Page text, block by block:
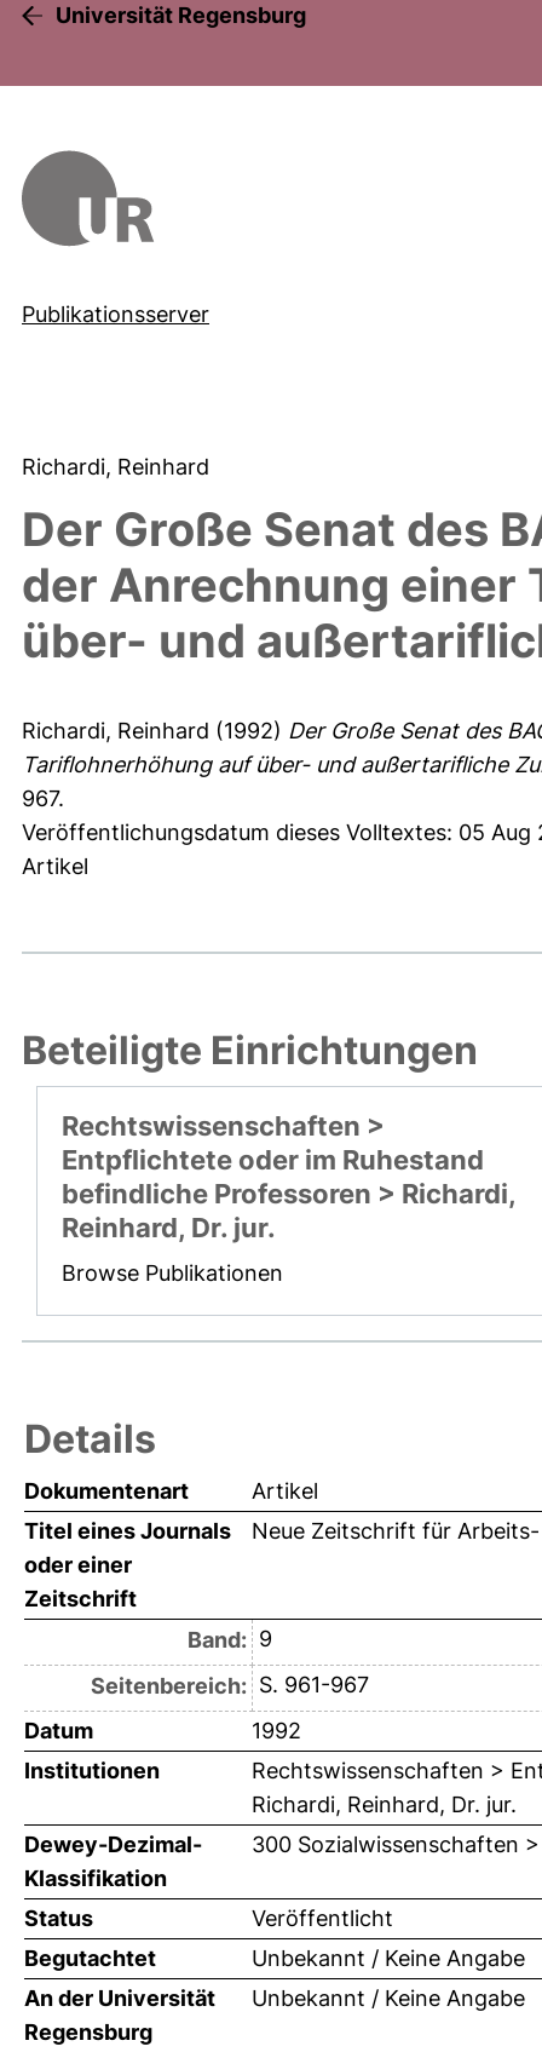
Universität Regensburg
Publikationsserver
Richardi, Reinhard
Der Große Senat des
der Anrechnung einer
über- und
Richardi, Reinhard (1992) Der Große Senat des
Tariflohnerhöhung auf über- und außertarifliche
967.
Veröffentlichungsdatum dieses Volltextes: 05 Aug
Artikel
Beteiligte Einrichtungen
Rechtswissenschaften >
Entpflichtete oder im Ruhestand
befindliche Professoren > Richardi,
Reinhard, Dr. jur.
Browse Publikationen
Details
Dokumentenart
Artikel
Titel eines Journals
oder einer
Zeitschrift
Neue Zeitschrift für
Band: 9
Seitenbereich: S. 961-967
Datum
1992
Institutionen
Rechtswissenschaften >
Richardi, Reinhard, Dr. jur.
Dewey-Dezimal-
Klassifikation
300 Sozialwissenschaften
Status
Veröffentlicht
Begutachtet
Unbekannt / Keine Angabe
An der Universität
Regensburg
Unbekannt / Keine Angabe